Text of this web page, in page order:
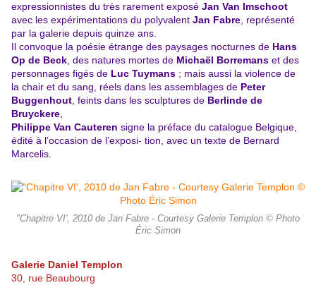
expressionnistes du très rarement exposé Jan Van Imschoot
avec les expérimentations du polyvalent Jan Fabre , représenté
par la galerie depuis quinze ans.
Il convoque la poésie étrange des paysages nocturnes de Hans
Op de Beck , des natures mortes de Michaël Borremans et des
personnages figés de Luc Tuymans ; mais aussi la violence de
la chair et du sang, réels dans les assemblages de Peter
Buggenhout , feints dans les sculptures de Berlinde de
Bruyckere
Philippe Van Cauteren signe la préface du catalogue Belgique,
édité à l’occasion de l’exposi- tion, avec un texte de Bernard
Marcelis.
"Chapitre VI', 2010 de Jan Fabre - Courtesy Galerie Templon © Photo
Éric Simon
Galerie Daniel Templon
30, rue Beaubourg